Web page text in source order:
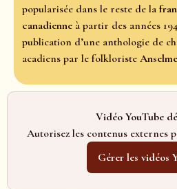
popularisée dans le reste de la
canadienne à partir des années
publication d’une anthologie de
acadiens par le folkloriste
Vidéo YouTube
Autorisez les contenus externes
Gérer les vidéos